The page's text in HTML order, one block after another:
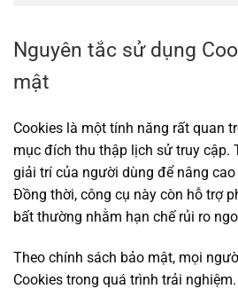
Nguyên tắc sử dụng
mật
Cookies là một tính năng rất quan
mục đích thu thập lịch sử truy cập.
giải trí của người dùng để nâng
Đồng thời, công cụ này còn hỗ trợ
bất thường nhằm hạn chế rủi ro
Theo chính sách bảo mật, mọi
Cookies trong quá trình trải